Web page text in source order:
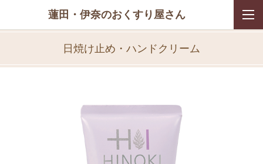
蓮田・伊奈のおくすり屋さん
日焼け止め・ハンドクリーム